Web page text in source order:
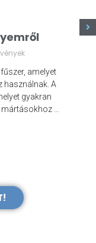
amelyet
használnak. A
gyakran
…